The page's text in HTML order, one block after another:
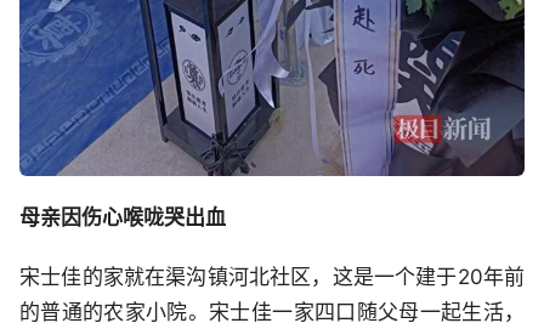
母亲因伤心喉咙哭出血
宋士佳的家就在渠沟镇河北社区，这是一个建于20年前
的普通的农家小院。宋士佳一家四口随父母一起生活，